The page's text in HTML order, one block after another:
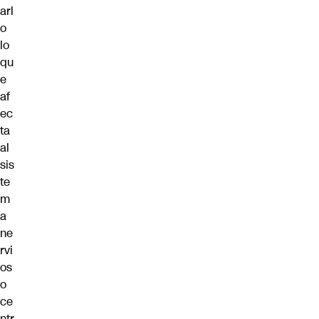
arl
o
lo
qu
e
af
ec
ta
al
sis
te
m
a
ne
rvi
os
o
ce